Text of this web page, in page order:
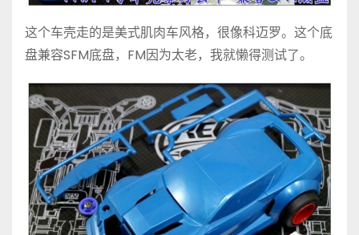
这个车壳走的是美式肌肉车风格，很像科迈罗。这个底
盘兼容SFM底盘，FM因为太老，我就懒得测试了。